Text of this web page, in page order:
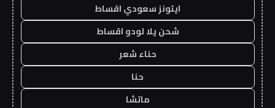
ايتونز سعودي اقساط
شحن يلا لودو اقساط
حناء شعر
حنا
ماتشا